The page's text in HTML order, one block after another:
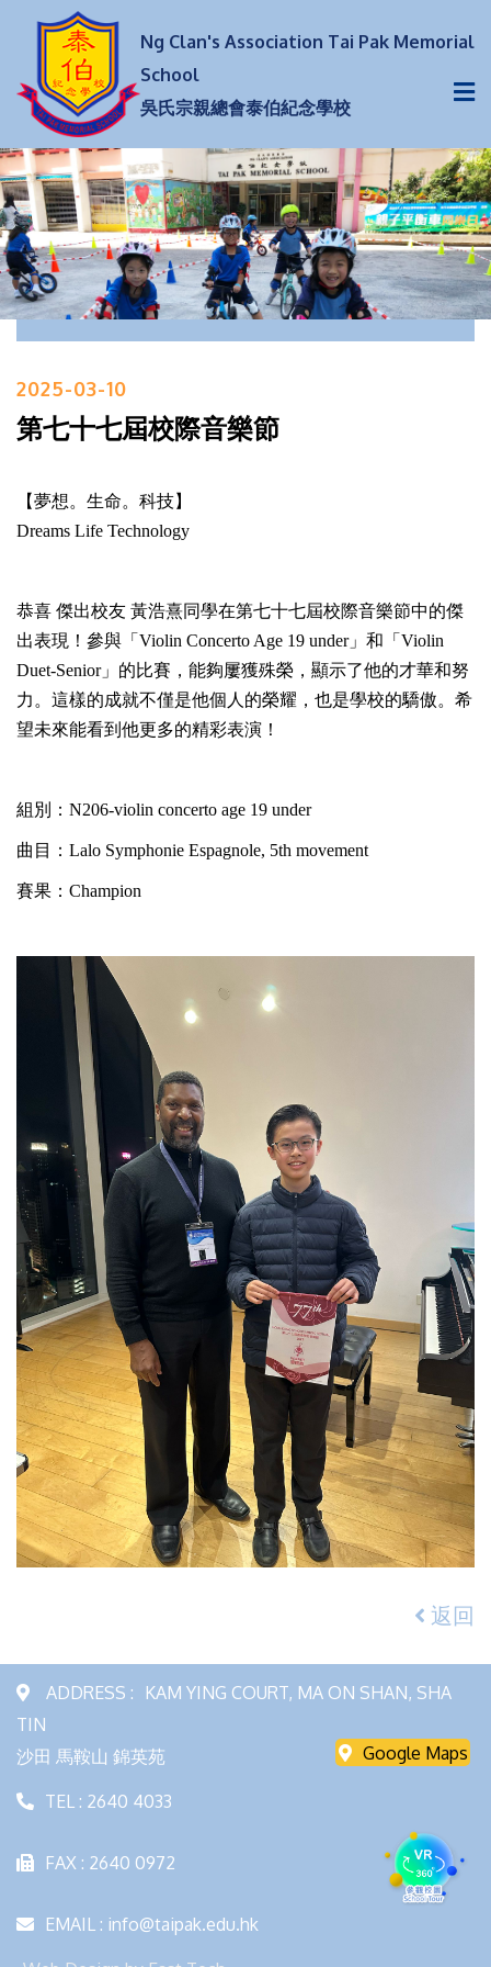
Ng Clan's Association Tai Pak Memorial
School
吳氏宗親總會泰伯紀念學校
2025-03-10
第七十七屆校際音樂節
【夢想。生命。科技】
Dreams Life Technology
恭喜 傑出校友 黃浩熹同學在第七十七屆校際音樂節中的傑
出表現！參與「Violin Concerto Age 19 under」和「Violin
Duet-Senior」的比賽，能夠屢獲殊榮，顯示了他的才華和努
力。這樣的成就不僅是他個人的榮耀，也是學校的驕傲。希
望未來能看到他更多的精彩表演！
組別：N206-violin concerto age 19 under
曲目：Lalo Symphonie Espagnole, 5th movement
賽果：Champion
返回
ADDRESS : KAM YING COURT, MA ON SHAN, SHA
TIN
沙田 馬鞍山 錦英苑
Google Maps
TEL : 2640 4033
FAX : 2640 0972
EMAIL : info@taipak.edu.hk